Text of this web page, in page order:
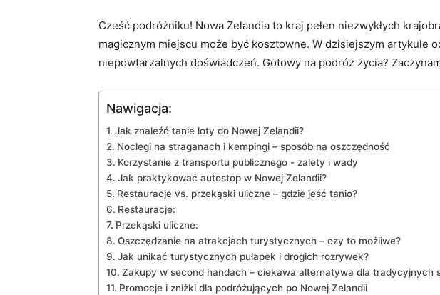
Cześć podróżniku! Nowa Zelandia to‌ kraj pełen niezwykłych
magicznym miejscu może być kosztowne. W ⁢dzisiejszym artykule​
niepowtarzalnych ⁢doświadczeń. Gotowy‍ na⁣ podróż ⁣życia?
Nawigacja:
Jak znaleźć tanie ⁣loty do Nowej Zelandii?
Noclegi na⁤ straganach i kempingi – sposób na oszczędność
Korzystanie z transportu publicznego ⁢- zalety i⁣ wady
Jak praktykować autostop w ​Nowej Zelandii?
Restauracje vs. przekąski uliczne – gdzie jeść tanio?
Restauracje:
Przekąski uliczne:
Oszczędzanie na atrakcjach turystycznych – czy to możliwe?
Jak unikać turystycznych pułapek i drogich rozrywek?
Zakupy w second‍ handach – ciekawa alternatywa dla tradycyjnych
Promocje i zniżki dla podróżujących po Nowej Zelandii